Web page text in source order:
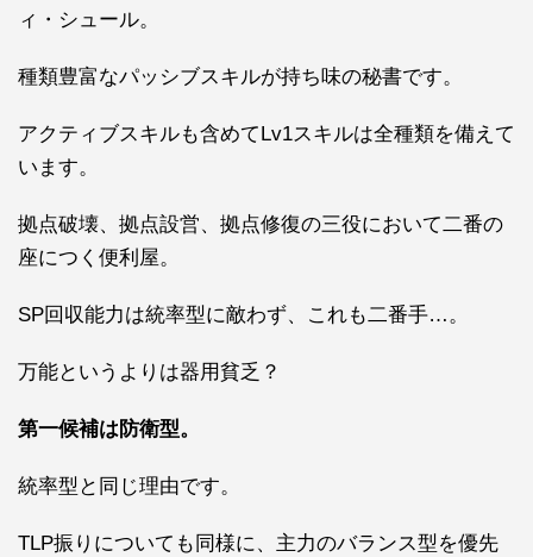
ィ・シュール。
種類豊富なパッシブスキルが持ち味の秘書です。
アクティブスキルも含めてLv1スキルは全種類を備えて
います。
拠点破壊、拠点設営、拠点修復の三役において二番の
座につく便利屋。
SP回収能力は統率型に敵わず、これも二番手…。
万能というよりは器用貧乏？
第一候補は防衛型。
統率型と同じ理由です。
TLP振りについても同様に、主力のバランス型を優先